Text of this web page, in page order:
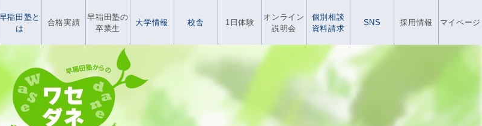
早稲田塾と
は
合格実績
早稲田塾の
卒業生
大学情報 校舎 1日体験
オンライン
説明会
個別相談
資料請求
SNS 採用情報 マイページ